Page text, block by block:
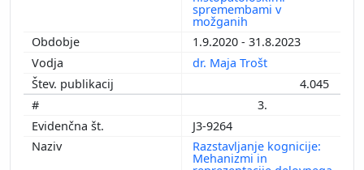
spremembami v
možganih
1.9.2020 - 31.8.2023
dr. Maja Trošt
4.045
3.
J3-9264
Razstavljanje kognicije:
Mehanizmi in